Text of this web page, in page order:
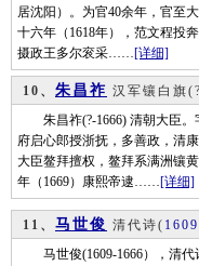
居沈阳）。为官40余年，官至
十六年（1618年），范文程投
摄政王多尔衮采……[详细]
10、 朱昌祚 汉军镶白旗
朱昌祚(?-1666) 清朝大臣。
府启心郎授浙抚，多善政，清
大臣鳌拜擅权，鳌拜系满洲镶
年（1669）康熙帝逮……[详细]
11、 马世俊 清代诗( 1609
马世俊(1609-1666），清代